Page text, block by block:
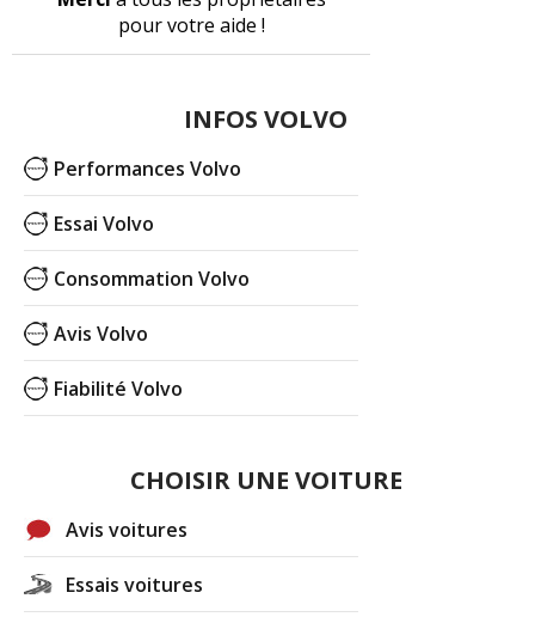
pour votre aide !
INFOS VOLVO
Performances Volvo
Essai Volvo
Consommation Volvo
Avis Volvo
Fiabilité Volvo
CHOISIR UNE VOITURE
Avis voitures
Essais voitures